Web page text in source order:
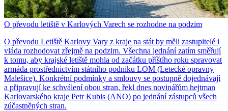
O převodu letiště v Karlových Varech se rozhodne na podzim
O převodu Letiště Karlovy Vary z kraje na stát by měli zastupitelé i
vláda rozhodovat zřejmě na podzim. Všechna jednání zatím směřují
k tomu, aby krajské letiště mohla od začátku příštího roku spravovat
armáda prostřednictvím státního podniku LOM (Letecké opravny
Malešice). Konkrétní podmínky a smlouvy se postupně dojednávají
a připravují ke schválení obou stran, řekl dnes novinářům hejtman
Karlovarského kraje Petr Kubis (ANO) po jednání zástupců všech
zúčastněných stran.